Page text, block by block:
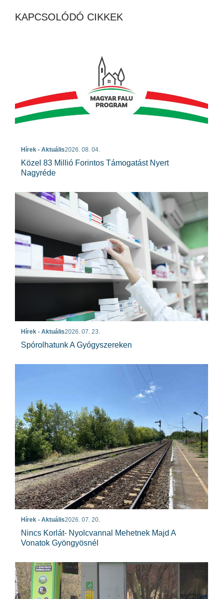
KAPCSOLÓDÓ CIKKEK
Hírek - Aktuális2026. 08. 04.
Közel 83 Millió Forintos Támogatást Nyert
Nagyréde
Hírek - Aktuális2026. 07. 23.
Spórolhatunk A Gyógyszereken
Hírek - Aktuális2026. 07. 20.
Nincs Korlát- Nyolcvannal Mehetnek Majd A
Vonatok Gyöngyösnél